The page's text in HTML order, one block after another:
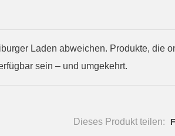
Laden abweichen. Produkte, die
sein – und umgekehrt.
Dieses Produkt teilen: